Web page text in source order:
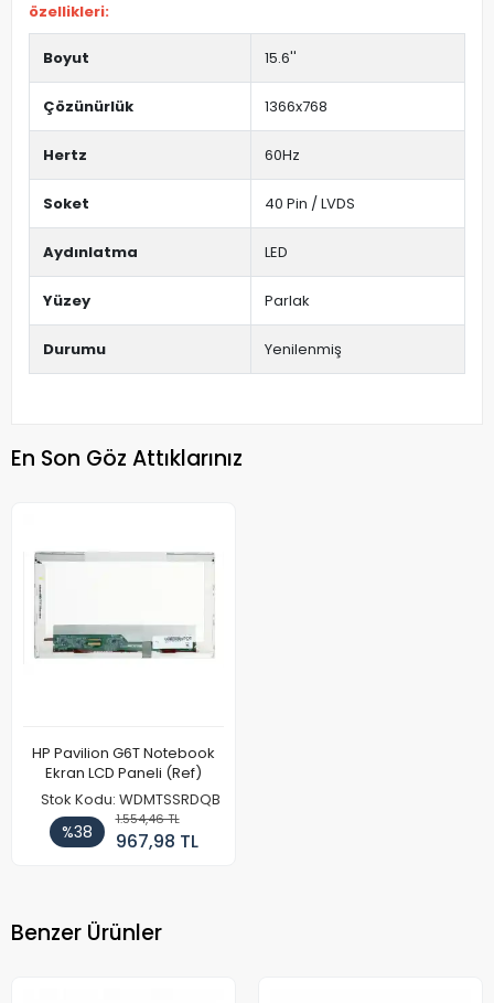
özellikleri:
Boyut 15.6''
Çözünürlük 1366x768
Hertz 60Hz
Soket 40 Pin / LVDS
Aydınlatma LED
Yüzey Parlak
Durumu Yenilenmiş
En Son Göz Attıklarınız
HP Pavilion G6T Notebook
Ekran LCD Paneli (Ref)
Stok Kodu: WDMTSSRDQB
%38
1.554,46 TL
967,98 TL
Benzer Ürünler